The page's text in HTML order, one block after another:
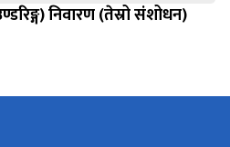
निवारण (तेस्रो संशोधन)